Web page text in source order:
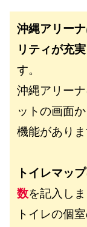
沖縄アリーナ
リティが充
す。
沖縄アリー
ットの画面か
機能がありま
トイレマップ
数を記入しま
トイレの個